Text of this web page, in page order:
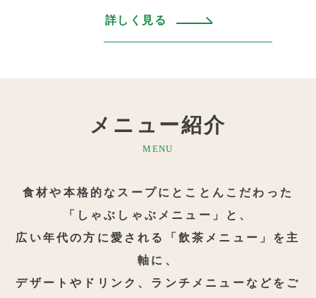
詳しく見る
メニュー紹介
MENU
食材や本格的なスープにとことんこだわった
「しゃぶしゃぶメニュー」と、
広い年代の方に愛される「飲茶メニュー」を主
軸に、
デザートやドリンク、ランチメニューなどをご